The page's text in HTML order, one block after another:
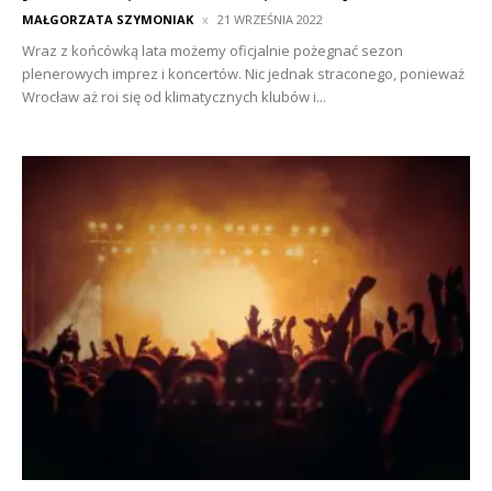
MAŁGORZATA SZYMONIAK 21 WRZEŚNIA 2022
Wraz z końcówką lata możemy oficjalnie pożegnać sezon
plenerowych imprez i koncertów. Nic jednak straconego, ponieważ
Wrocław aż roi się od klimatycznych klubów i...